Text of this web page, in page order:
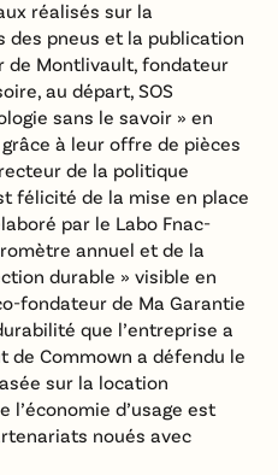
réalisés sur la
des pneus et la publication
de Montlivault, fondateur
au départ, SOS
sans le savoir » en
à leur offre de pièces
de la politique
félicité de la mise en place
par le Labo Fnac-
annuel et de la
durable » visible en
fondateur de Ma Garantie
que l’entreprise a
de Commown a défendu le
sur la location
l’économie d’usage est
noués avec